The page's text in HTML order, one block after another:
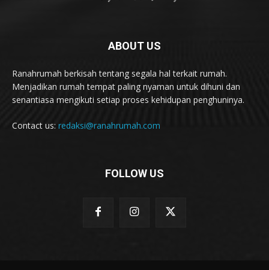
ABOUT US
Ranahrumah berkisah tentang segala hal terkait rumah.
Menjadikan rumah tempat paling nyaman untuk dihuni dan
senantiasa mengikuti setiap proses kehidupan penghuninya.
Contact us: redaksi@ranahrumah.com
FOLLOW US